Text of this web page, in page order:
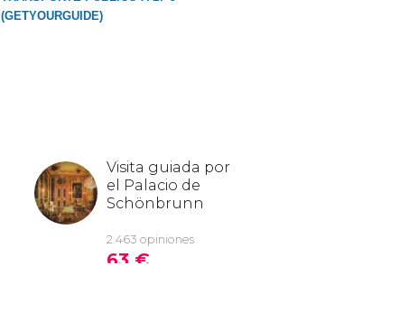
(GETYOURGUIDE)